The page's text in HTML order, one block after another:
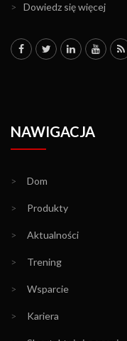
>
Dowiedz się więcej
NAWIGACJA
> Dom
> Produkty
> Aktualności
> Trening
> Wsparcie
> Kariera